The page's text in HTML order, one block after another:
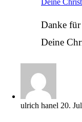
Danke
Deine
ulrich hanel 20.